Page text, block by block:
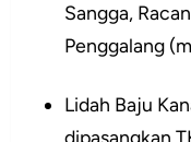
Sangga,
Penggalang
Lidah Baju
dipasangkan